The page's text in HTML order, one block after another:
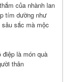
của nhành lan
tím dường như
sắc mà mộc
là món quà
thân